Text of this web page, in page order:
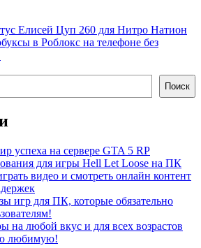
Елисей Цуп 260 для Нитро Натион
в Роблокс на телефоне без
Поиск
успеха на сервере GTA 5 RP
для игры Hell Let Loose на ПК
видео и смотреть онлайн контент
игр для ПК, которые обязательно
на любой вкус и для всех возрастов
любимую!